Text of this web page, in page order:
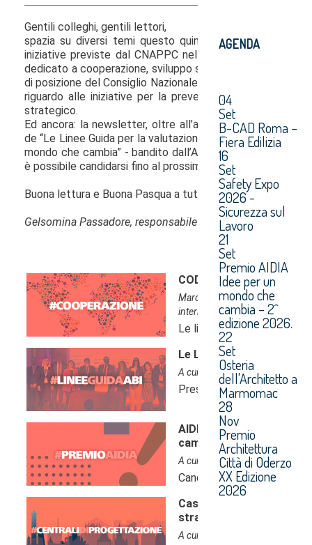
AGENDA
04
Set
B-CAD Roma –
Fiera Edilizia
16
Set
Safety Expo
2026 -
Sicurezza sul
Lavoro
21
Set
Premio AIDIA
Idee per un
mondo che
cambia – 2^
edizione 2026.
22
Set
Osteria
dell'Architetto a
Marmomac
28
Nov
Premio
Architettura
Città di Oderzo
XX Edizione
2026